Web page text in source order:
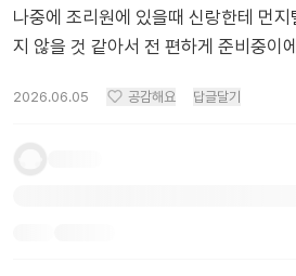
나중에 조리원에 있을때 신랑한테 먼
지 않을 것 같아서 전 편하게 준비중이
2026.06.05 공감해요 답글달기